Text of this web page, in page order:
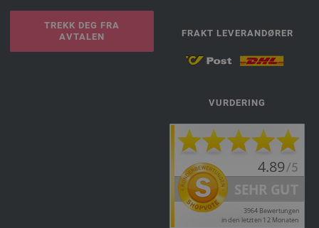
TREKK DEG FRA
AVTALEN
FRAKT LEVERANDØRER
VURDERING